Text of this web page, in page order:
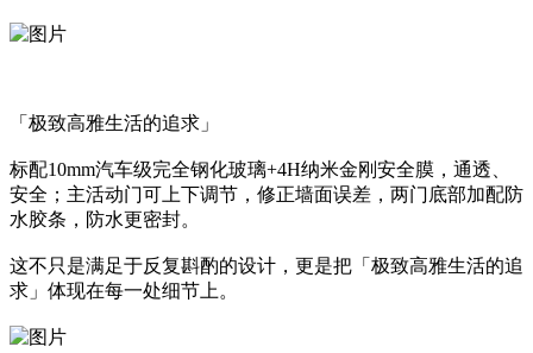
「极致高雅生活的追求」
标配10mm汽车级完全钢化玻璃+4H纳米金刚安全膜，通透、
安全；主活动门可上下调节，修正墙面误差，两门底部加配防
水胶条，防水更密封。
这不只是满足于反复斟酌的设计，更是把「极致高雅生活的追
求」体现在每一处细节上。